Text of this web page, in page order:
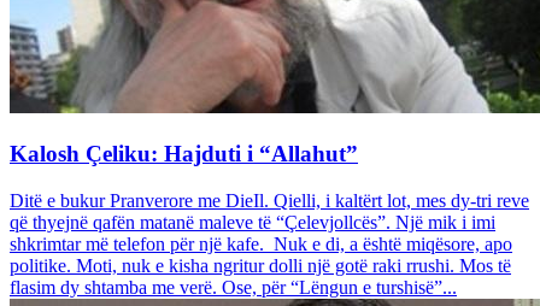
Kalosh Çeliku: Hajduti i “Allahut”
Ditë e bukur Pranverore me DieIl. Qielli, i kaltërt lot, mes dy-tri reve
që thyejnë qafën matanë maleve të “Çelevjollcës”. Një mik i imi
shkrimtar më telefon për një kafe. Nuk e di, a është miqësore, apo
politike. Moti, nuk e kisha ngritur dolli një gotë raki rrushi. Mos të
flasim dy shtamba me verë. Ose, për “Lëngun e turshisë”...